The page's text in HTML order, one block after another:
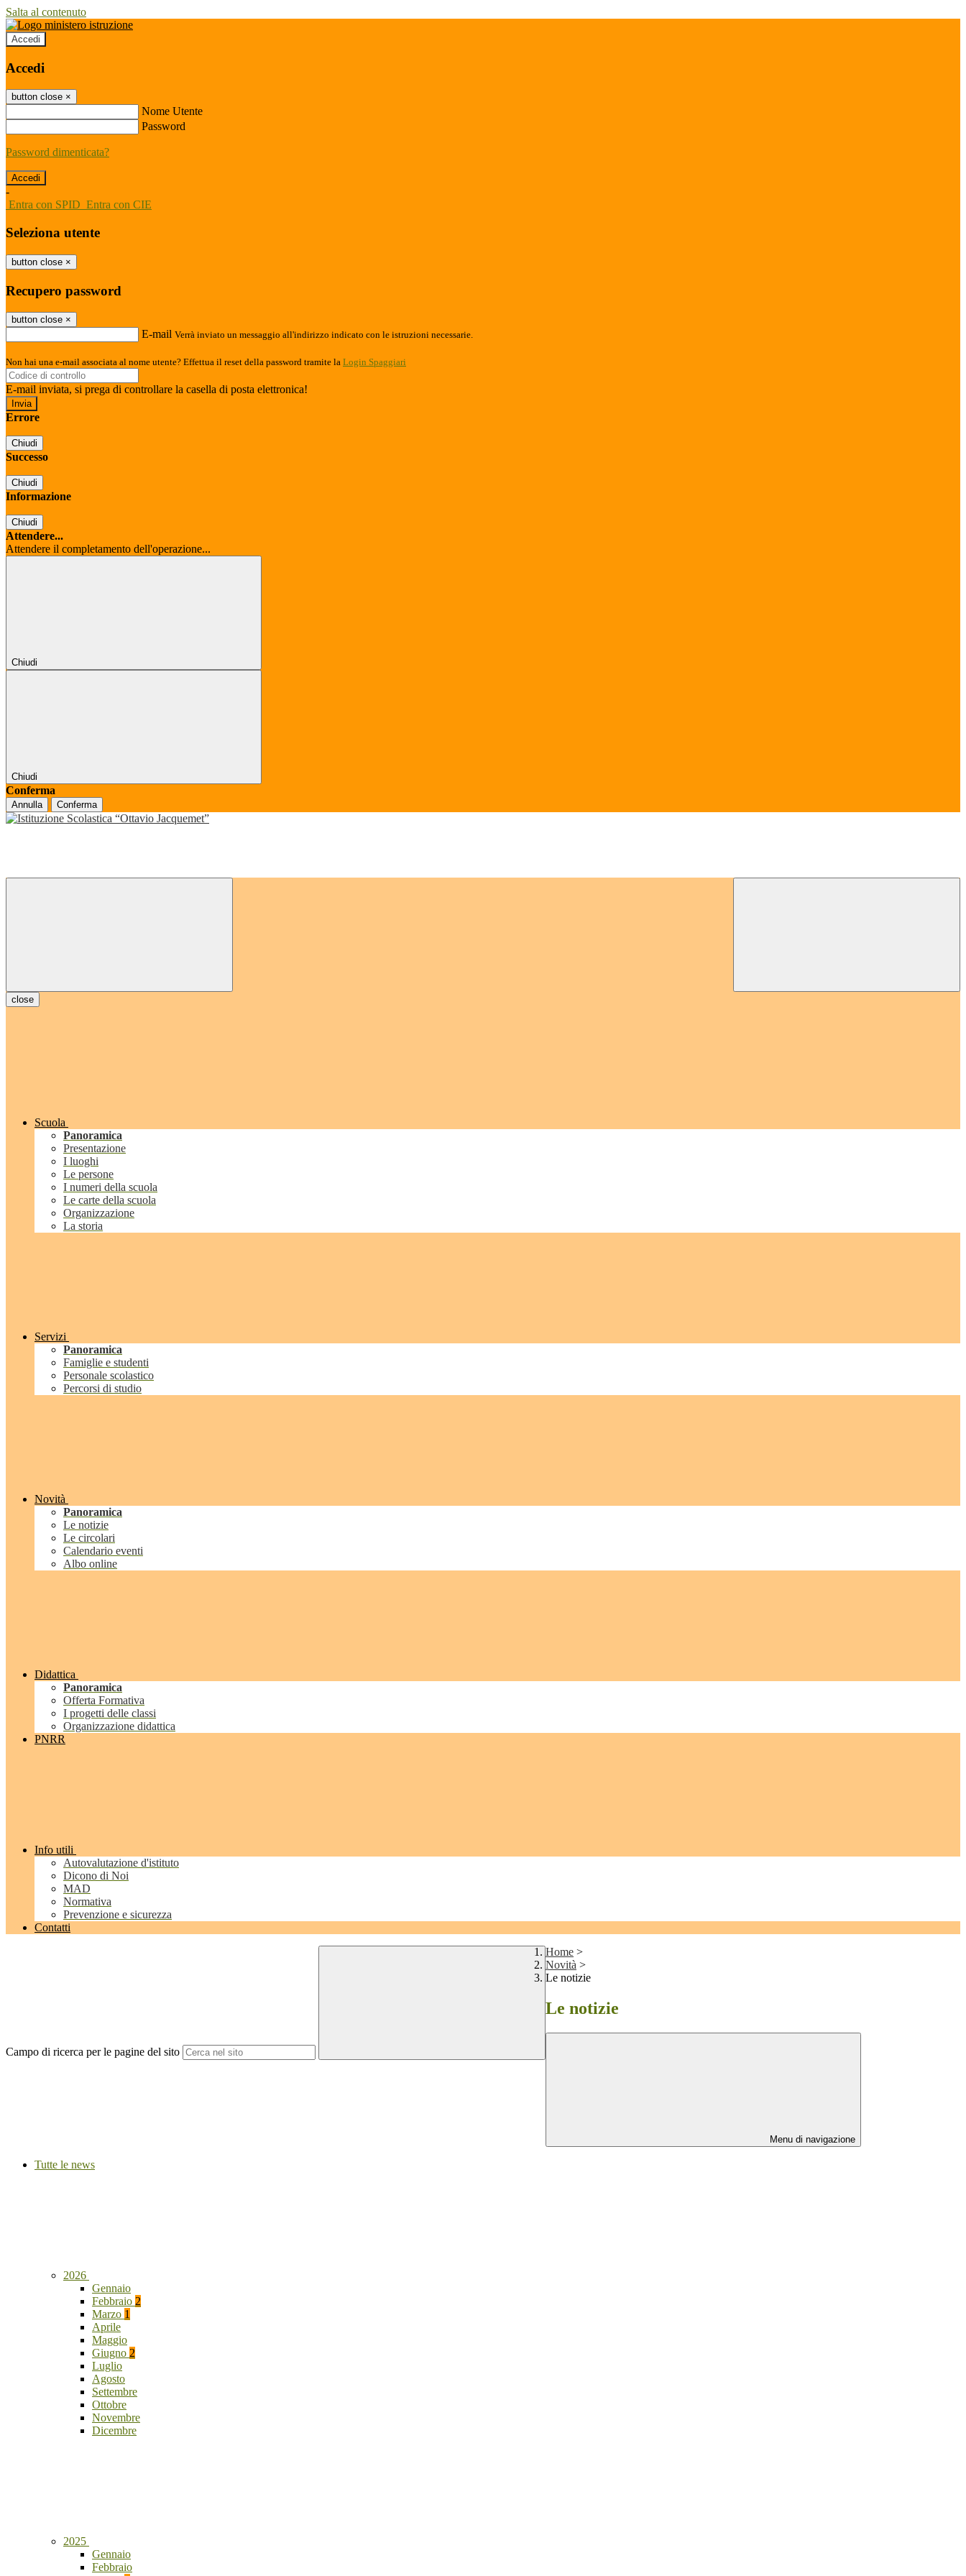
Salta al contenuto
Accedi
Accedi
button close ×
Nome Utente
Password
Password dimenticata?
-
Entra con SPID Entra con CIE
Seleziona utente
button close ×
Recupero password
button close ×
E-mail Verrà inviato un messaggio all'indirizzo indicato con le istruzioni necessarie.
Non hai una e-mail associata al nome utente? Effettua il reset della password tramite la Login Spaggiari
E-mail inviata, si prega di controllare la casella di posta elettronica!
Errore
Chiudi
Successo
Chiudi
Informazione
Chiudi
Attendere...
Attendere il completamento dell'operazione...
Chiudi
Chiudi
Conferma
Annulla Conferma
close
Scuola
Panoramica
Presentazione
I luoghi
Le persone
I numeri della scuola
Le carte della scuola
Organizzazione
La storia
Servizi
Panoramica
Famiglie e studenti
Personale scolastico
Percorsi di studio
Novità
Panoramica
Le notizie
Le circolari
Calendario eventi
Albo online
Didattica
Panoramica
Offerta Formativa
I progetti delle classi
Organizzazione didattica
PNRR
Info utili
Autovalutazione d'istituto
Dicono di Noi
MAD
Normativa
Prevenzione e sicurezza
Contatti
Campo di ricerca per le pagine del sito
Home >
Novità >
Le notizie
Le notizie
Menu di navigazione
Tutte le news
2026
Gennaio
Febbraio 2
Marzo 1
Aprile
Maggio
Giugno 2
Luglio
Agosto
Settembre
Ottobre
Novembre
Dicembre
2025
Gennaio
Febbraio